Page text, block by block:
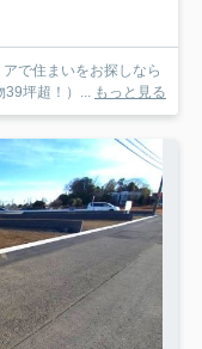
で住まいをお探しなら
39坪超！）... もっと見る